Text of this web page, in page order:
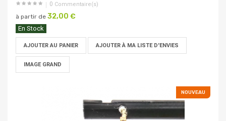
0 Commentaire(s)
à partir de 32,00 €
En Stock
AJOUTER AU PANIER AJOUTER À MA LISTE D'ENVIES
IMAGE GRAND
NOUVEAU